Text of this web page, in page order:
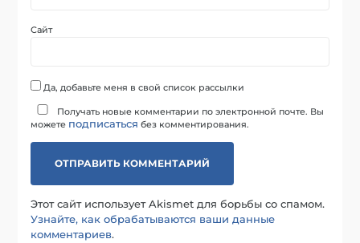
Сайт
Да, добавьте меня в свой список рассылки
Получать новые комментарии по электронной почте. Вы
можете подписаться без комментирования.
Этот сайт использует Akismet для борьбы со спамом.
Узнайте, как обрабатываются ваши данные
комментариев.